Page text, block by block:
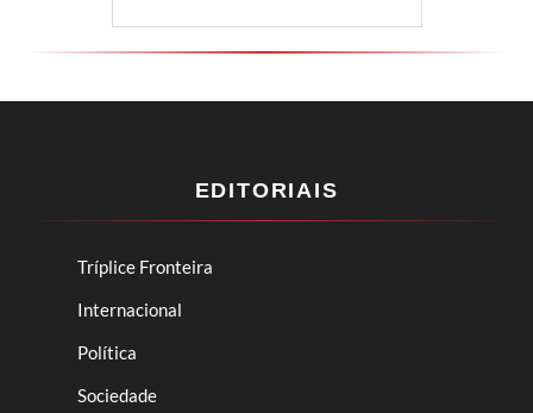
EDITORIAIS
Tríplice Fronteira
Internacional
Política
Sociedade